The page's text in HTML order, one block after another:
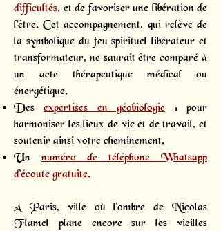
difficultés, et de favoriser une libération de
l'être. Cet accompagnement, qui relève de
la symbolique du feu spirituel libérateur et
transformateur, ne saurait être comparé à
un acte thérapeutique médical ou
énergétique.
Desexpertises en géobiologie: pour
harmoniser les lieux de vie et de travail, et
soutenir ainsi votre cheminement.
Un numéro de téléphone Whatsapp
d’écoute gratuite.
À Paris, ville où l’ombre de Nicolas
Flamel plane encore sur les vieilles